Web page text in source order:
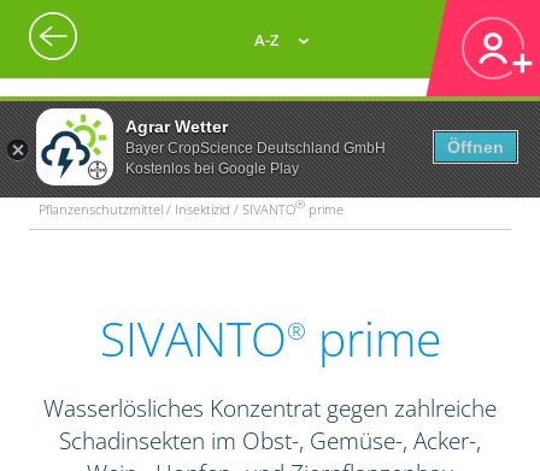
Agrar Wetter
Bayer CropScience Deutschland GmbH
Kostenlos bei Google Play
Öffnen
A-Z
Pflanzenschutzmittel / Insektizid / SIVANTO® prime
SIVANTO® prime
Wasserlösliches Konzentrat gegen zahlreiche
Schadinsekten im Obst-, Gemüse-, Acker-,